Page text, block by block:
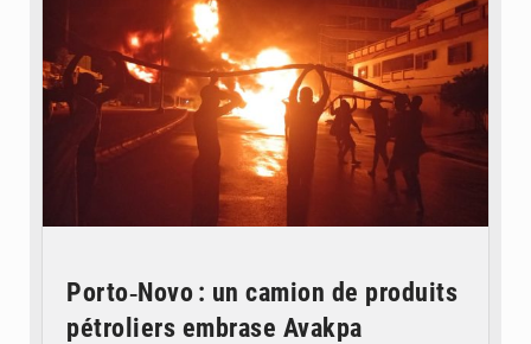
Porto‑Novo : un camion de produits
pétroliers embrase Avakpa